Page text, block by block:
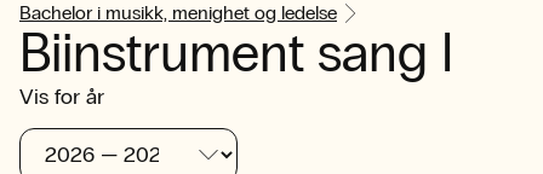
Bachelor i musikk, menighet og ledelse
Biinstrument sang I
Vis for år